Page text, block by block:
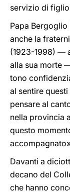
servizio di
Papa
anche la
(1923-1998) —
alla sua morte
tono
al sentire
pensare al
nella provincia
questo
Davanti a
decano del
che hanno